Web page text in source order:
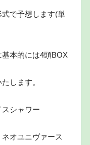
で予想します(単
本的には4頭BOX
します。
シャワー
ネオユニヴァース